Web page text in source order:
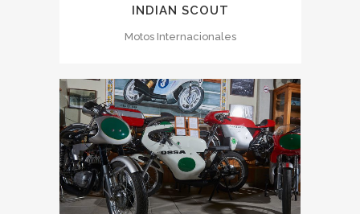
INDIAN SCOUT
Motos Internacionales